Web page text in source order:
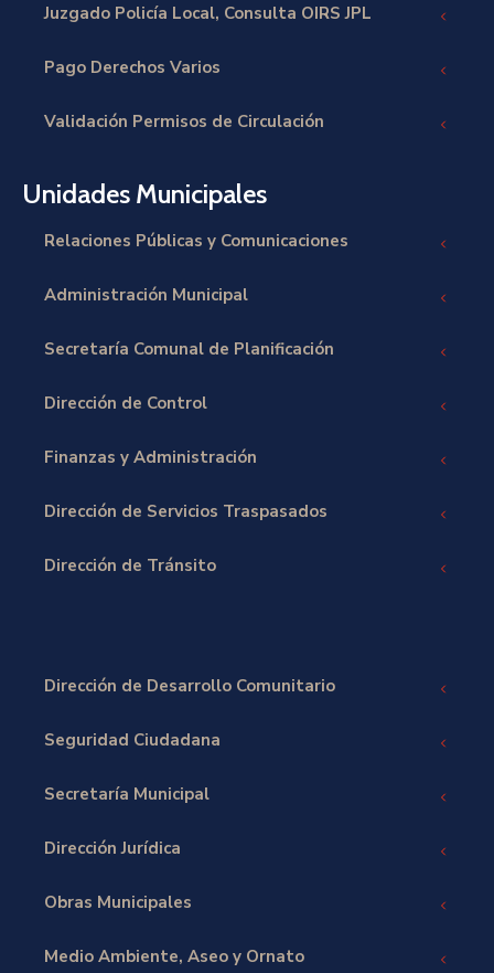
Juzgado Policía Local, Consulta OIRS JPL
Pago Derechos Varios
Validación Permisos de Circulación
Unidades Municipales
Relaciones Públicas y Comunicaciones
Administración Municipal
Secretaría Comunal de Planificación
Dirección de Control
Finanzas y Administración
Dirección de Servicios Traspasados
Dirección de Tránsito
Dirección de Desarrollo Comunitario
Seguridad Ciudadana
Secretaría Municipal
Dirección Jurídica
Obras Municipales
Medio Ambiente, Aseo y Ornato